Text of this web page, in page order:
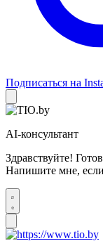
Подписаться на
AI-консультант
Здравствуйте!
Напишите мне,